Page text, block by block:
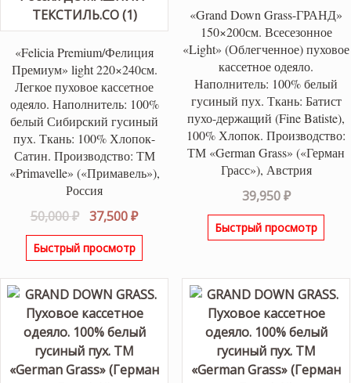
«Felicia Premium/Фелиция
Премиум» light 220×240см.
Легкое пуховое кассетное
одеяло. Наполнитель: 100%
белый Сибирский гусиный
пух. Ткань: 100% Хлопок-
Сатин. Производство: ТМ
«Primavelle» («Примавель»),
Россия
50,000₽
Первоначальная
цена
составляла
37,500₽Текущая
цена:
Быстрый просмотр
«Grand Down Grass-ГРАНД»
150×200см. Всесезонное
«Light» (Облегченное) пуховое
кассетное одеяло.
Наполнитель: 100% белый
гусиный пух. Ткань: Батист
пухо-держащий (Fine Batiste),
100% Хлопок. Производство:
ТМ «German Grass» («Герман
Грасс»), Австрия
39,950₽
Быстрый просмотр